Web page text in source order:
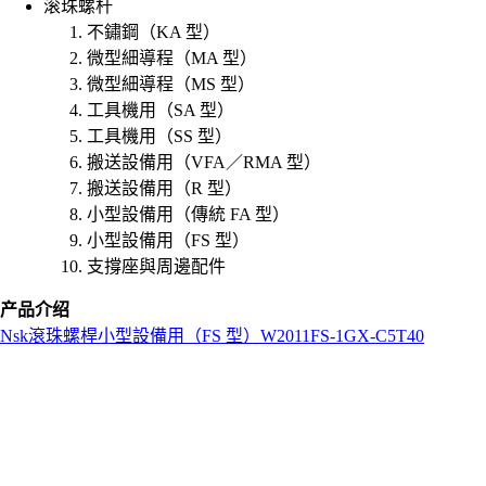
滚珠螺杆
不鏽鋼（KA 型）
微型細導程（MA 型）
微型細導程（MS 型）
工具機用（SA 型）
工具機用（SS 型）
搬送設備用（VFA／RMA 型）
搬送設備用（R 型）
小型設備用（傳統 FA 型）
小型設備用（FS 型）
支撐座與周邊配件
产品介绍
Nsk滾珠螺桿小型設備用（FS 型） W2011FS-1GX-C5T40